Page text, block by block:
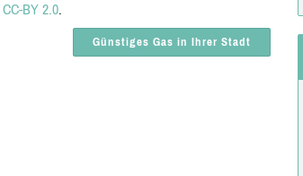
CC-BY 2.0.
Günstiges Gas in Ihrer Stadt